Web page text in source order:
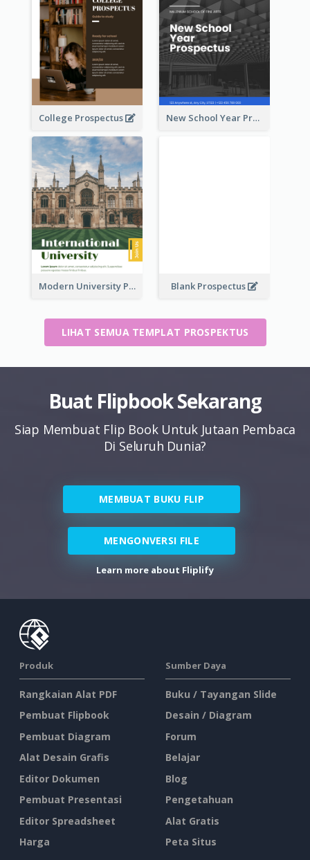
College Prospectus New School Year Prospectus
Modern University Prospectus Blank Prospectus
LIHAT SEMUA TEMPLAT PROSPEKTUS
Buat Flipbook Sekarang
Siap Membuat Flip Book Untuk Jutaan Pembaca
Di Seluruh Dunia?
MEMBUAT BUKU FLIP
MENGONVERSI FILE
Learn more about Fliplify
Produk
Rangkaian Alat PDF
Pembuat Flipbook
Pembuat Diagram
Alat Desain Grafis
Editor Dokumen
Pembuat Presentasi
Editor Spreadsheet
Harga
Sumber Daya
Buku / Tayangan Slide
Desain / Diagram
Forum
Belajar
Blog
Pengetahuan
Alat Gratis
Peta Situs